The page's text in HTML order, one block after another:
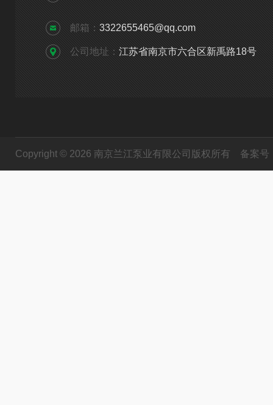
邮箱： 3322655465@qq.com
公司地址： 江苏省南京市六合区新禹路18号
Copyright © 2026 南京兰江泵业有限公司版权所有 备案号